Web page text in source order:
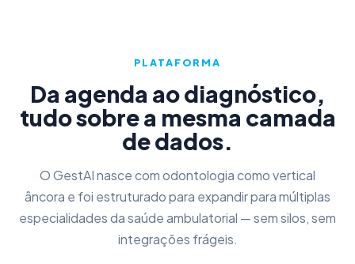
PLATAFORMA
Da agenda ao diagnóstico,
tudo sobre a mesma camada
de dados.
O GestAI nasce com odontologia como vertical
âncora e foi estruturado para expandir para múltiplas
especialidades da saúde ambulatorial — sem silos, sem
integrações frágeis.